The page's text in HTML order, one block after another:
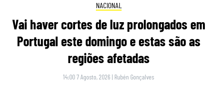
NACIONAL
Vai haver cortes de luz prolongados em
Portugal este domingo e estas são as
regiões afetadas
14:00 7 Agosto, 2026 | Rubén Gonçalves